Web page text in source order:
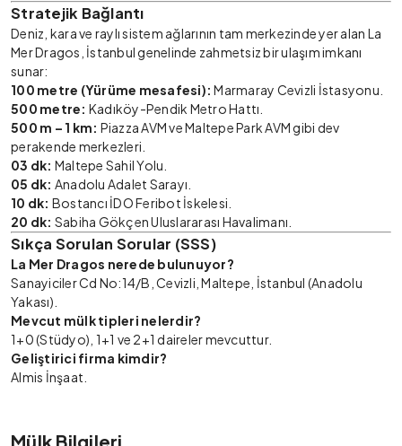
Stratejik Bağlantı
Deniz, kara ve raylı sistem ağlarının tam merkezinde yer alan La
Mer Dragos, İstanbul genelinde zahmetsiz bir ulaşım imkanı
sunar:
100 metre (Yürüme mesafesi): Marmaray Cevizli İstasyonu.
500 metre: Kadıköy-Pendik Metro Hattı.
500 m – 1 km: Piazza AVM ve Maltepe Park AVM gibi dev
perakende merkezleri.
03 dk: Maltepe Sahil Yolu.
05 dk: Anadolu Adalet Sarayı.
10 dk: Bostancı İDO Feribot İskelesi.
20 dk: Sabiha Gökçen Uluslararası Havalimanı.
Sıkça Sorulan Sorular (SSS)
La Mer Dragos nerede bulunuyor?
Sanayiciler Cd No:14/B, Cevizli, Maltepe, İstanbul (Anadolu
Yakası).
Mevcut mülk tipleri nelerdir?
1+0 (Stüdyo), 1+1 ve 2+1 daireler mevcuttur.
Geliştirici firma kimdir?
Almis İnşaat.
Mülk Bilgileri